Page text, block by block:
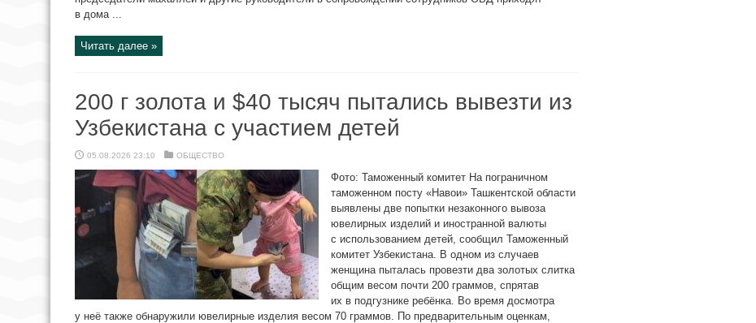
в дома ...
Читать далее »
200 г золота и $40 тысяч пытались вывезти из
Узбекистана с участием детей
05.08.2026 23:10 ОБЩЕСТВО
Фото: Таможенный комитет На пограничном
таможенном посту «Навои» Ташкентской области
выявлены две попытки незаконного вывоза
ювелирных изделий и иностранной валюты
с использованием детей, сообщил Таможенный
комитет Узбекистана. В одном из случаев
женщина пыталась провезти два золотых слитка
общим весом почти 200 граммов, спрятав
их в подгузнике ребёнка. Во время досмотра
у неё также обнаружили ювелирные изделия весом 70 граммов. По предварительным оценкам,